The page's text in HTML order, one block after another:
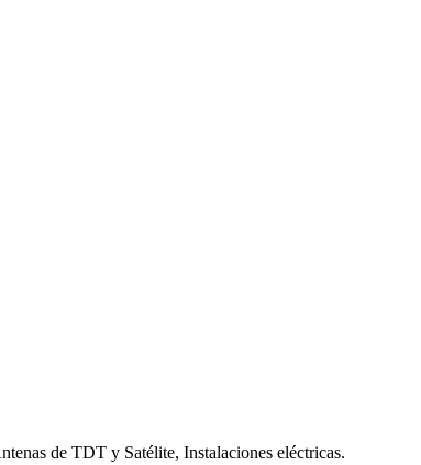
de TDT y Satélite, Instalaciones eléctricas.